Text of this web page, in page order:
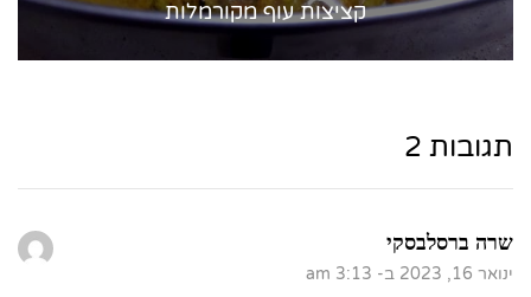
קציצות עוף מקורמלות
תגובות 2
שרה ברסלבסקי
ינואר 16, 2023 ב- 3:13 am